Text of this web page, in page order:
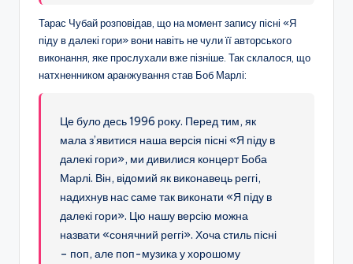
Тарас Чубай розповідав, що на момент запису пісні «Я
піду в далекі гори» вони навіть не чули її авторського
виконання, яке прослухали вже пізніше. Так склалося, що
натхненником аранжування став Боб Марлі:
Це було десь 1996 року. Перед тим, як
мала з’явитися наша версія пісні «Я піду в
далекі гори», ми дивилися концерт Боба
Марлі. Він, відомий як виконавець реггі,
надихнув нас саме так виконати «Я піду в
далекі гори». Цю нашу версію можна
назвати «сонячний реггі». Хоча стиль пісні
– поп, але поп-музика у хорошому